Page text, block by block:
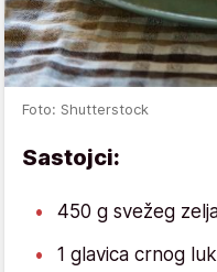
Foto: Shutterstock
Sastojci:
450 g svežeg
1 glavica crnog